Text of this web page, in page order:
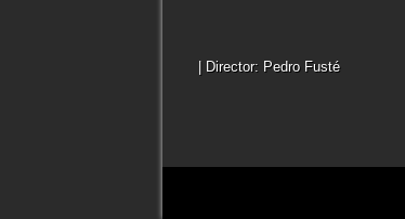
| Director: Pedro Fusté